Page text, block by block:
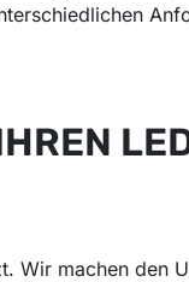
Wir machen den